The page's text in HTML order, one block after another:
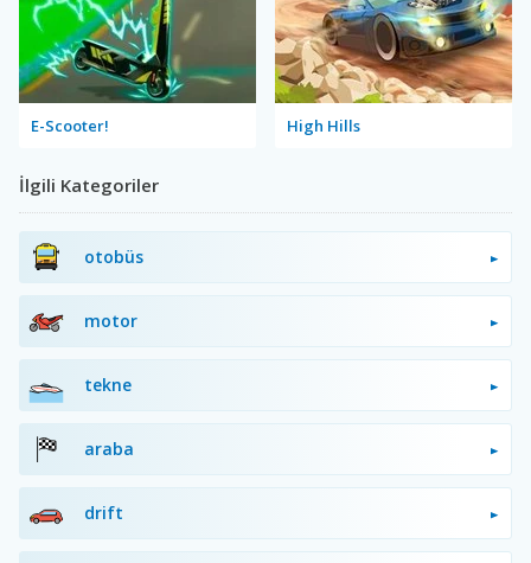
E-Scooter! High Hills
İlgili Kategoriler
otobüs
motor
tekne
araba
drift